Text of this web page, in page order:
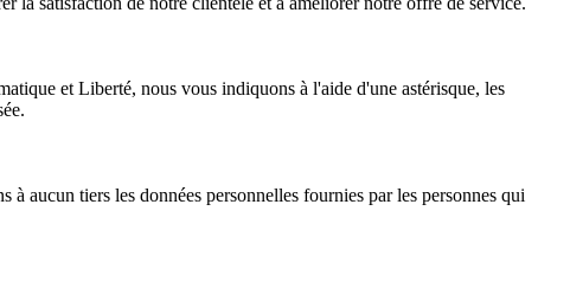
et Liberté, nous vous indiquons à l'aide d'une astérisque, les
aucun tiers les données personnelles fournies par les personnes qui